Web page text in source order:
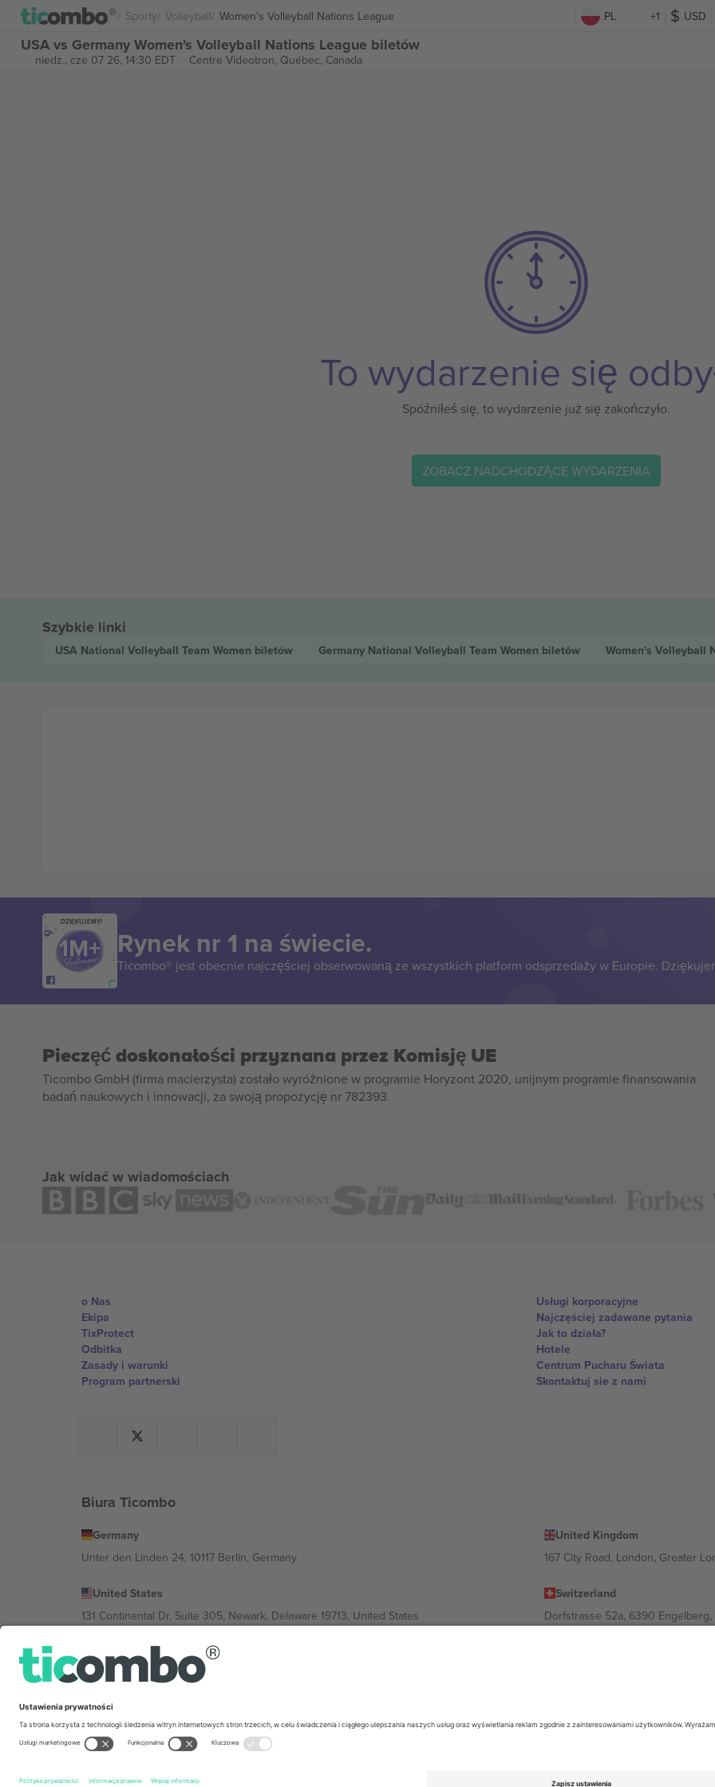
Sporty Volleyball Women's Volleyball Nations League PL +1 USD
USA vs Germany Women's Volleyball Nations League biletów
niedz., cze 07 26, 14:30 EDT Centre Videotron, Québec, Canada
To wydarzenie się
Spóźniłeś się, to wydarzenie już się zakończyło.
ZOBACZ NADCHODZĄCE WYDARZENIA
Szybkie linki
USA National Volleyball Team Women biletów Germany National Volleyball Team Women biletów Women's Volleyball
DZIĘKUJEMY!
Rynek nr 1 na świecie.
Ticombo® jest obecnie najczęściej obserwowaną ze wszystkich platform odsprzedaży w Europie.
Pieczęć doskonałości przyznana przez Komisję UE
Ticombo GmbH (firma macierzysta) zostało wyróżnione w programie Horyzont 2020, unijnym programie finansowania
badań naukowych i innowacji, za swoją propozycję nr 782393.
Jak widać w wiadomościach
o Nas
Ekipa
TixProtect
Odbitka
Zasady i warunki
Program partnerski
Usługi korporacyjne
Najczęściej zadawane pytania
Jak to działa?
Hotele
Centrum Pucharu Świata
Skontaktuj sie z nami
Biura Ticombo
Germany
Unter den Linden 24, 10117 Berlin, Germany
United Kingdom
167 City Road, London, Greater
United States
131 Continental Dr, Suite 305, Newark, Delaware 19713, United States
Switzerland
Dorfstrasse 52a, 6390 Engelberg,
Bulgaria
Regus Sofia City West, bul Totleben 53-55, 1606 Sofia, Bulgaria
Mexico
Av Chapultepec 360, Roma Norte, Cuauhtémoc, 06700 Ciudad de México, CDMX, Mexico
wydarzenia, stopkę i regulamin.,
© 2026 Ticombo. Wszelkie prawa zastrzeżone.